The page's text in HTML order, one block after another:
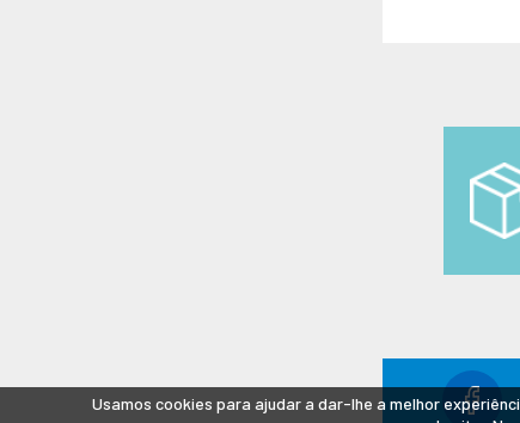
Usamos cookies para ajudar a dar-lhe a melhor